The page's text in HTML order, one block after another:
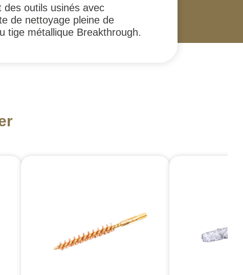
outils usinés avec
de nettoyage pleine de
tige métallique Breakthrough.